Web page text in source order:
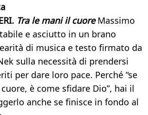
Tra le mani il cuore Massimo
e asciutto in un brano
di musica e testo firmato da
sulla necessità di prendersi
per dare loro pace. Perché “se
è come sfidare Dio”, hai il
anche se finisce in fondo al